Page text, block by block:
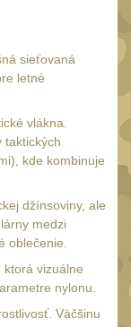
sieťovaná
letné
vlákna.
taktických
kde kombinuje
džínsoviny, ale
medzi
oblečenie.
vizuálne
nylonu.
Väčšinu